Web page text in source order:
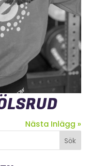
Nästa Inlägg »